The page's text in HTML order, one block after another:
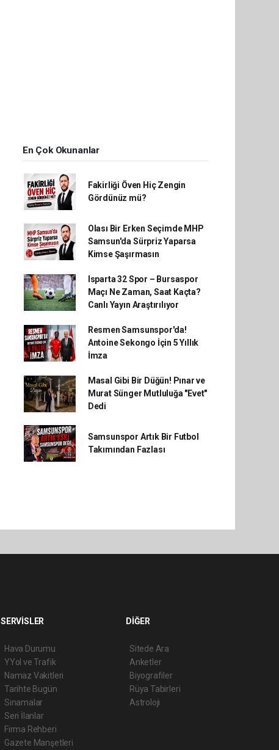
En Çok Okunanlar
Fakirliği Öven Hiç Zengin
Gördünüz mü?
Olası Bir Erken Seçimde MHP
Samsun'da Sürpriz Yaparsa
Kimse Şaşırmasın
Isparta 32 Spor – Bursaspor
Maçı Ne Zaman, Saat Kaçta?
Canlı Yayın Araştırılıyor
Resmen Samsunspor'da!
Antoine Sekongo İçin 5 Yıllık
İmza
Masal Gibi Bir Düğün! Pınar ve
Murat Sünger Mutluluğa "Evet"
Dedi
Samsunspor Artık Bir Futbol
Takımından Fazlası
SERVİSLER
Hava Durumu
YYol ve Trafik
Namaz Vakitleri
Tarihte Bugün
Sinamalar
Seri İlanlar
Firma Rehberi
Gazete Manşetleri
DİĞER
Sitede Ara
Anketler
Biyografiler
Rüya Tabirleri
Astroloji